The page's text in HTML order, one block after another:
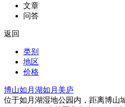
文章
问答
返回
类别
地区
价格
博山如月湖如月美庐
位于如月湖湿地公园内，距离博山